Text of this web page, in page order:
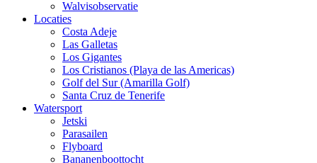
Walvisobservatie
Locaties
Costa Adeje
Las Galletas
Los Gigantes
Los Cristianos (Playa de las Americas)
Golf del Sur (Amarilla Golf)
Santa Cruz de Tenerife
Watersport
Jetski
Parasailen
Flyboard
Bananenboottocht